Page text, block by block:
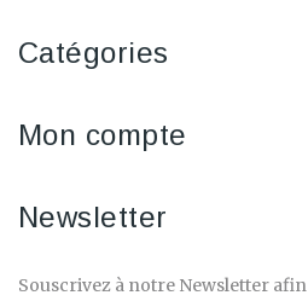
Catégories
Mon compte
Newsletter
Souscrivez à notre Newsletter